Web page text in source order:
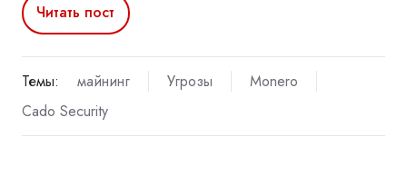
Читать пост
Темы: майнинг Угрозы
Monero
Cado Security